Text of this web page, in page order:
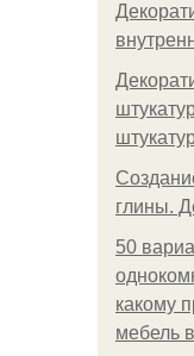
глины.
50
какому
мебель